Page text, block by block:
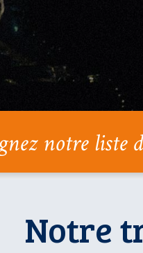
notre liste
Notre